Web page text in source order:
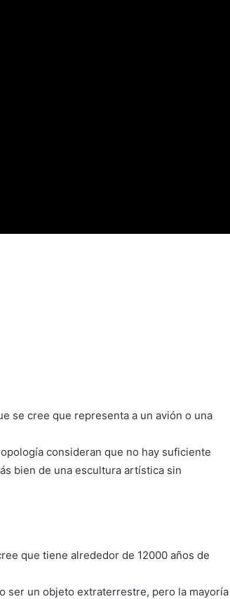
se cree que representa a un avión o una
consideran que no hay suficiente
bien de una escultura artística sin
que tiene alrededor de 12000 años de
ser un objeto extraterrestre, pero la mayoría